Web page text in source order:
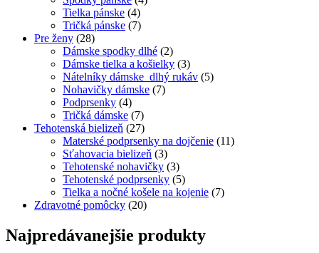
Tielka pánske (4)
Tričká pánske (7)
Pre ženy (28)
Dámske spodky dlhé (2)
Dámske tielka a košielky (3)
Nátelníky dámske dlhý rukáv (5)
Nohavičky dámske (7)
Podprsenky (4)
Tričká dámske (7)
Tehotenská bielizeň (27)
Materské podprsenky na dojčenie (11)
Sťahovacia bielizeň (3)
Tehotenské nohavičky (3)
Tehotenské podprsenky (5)
Tielka a nočné košele na kojenie (7)
Zdravotné pomôcky (20)
Najpredávanejšie produkty